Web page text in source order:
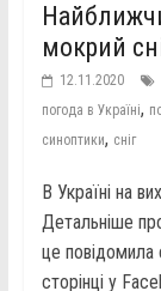
мокрий
12.11.2020
погода в Україні,
синоптики, сніг
В Україні на
Детальніше
це повідомила
сторінці у